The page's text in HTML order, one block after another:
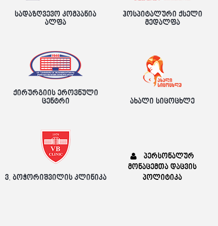
სადაზღვევო კომპანია
ალფა
ჰოსპიტალური ქსელი
მედალფა
ქირურგიის ეროვნული
ცენტრი
ახალი სიცოცხლე
ვ. ბოჭორიშვილის კლინიკა
პერსონალურ
მონაცემთა დაცვის
პოლიტიკა